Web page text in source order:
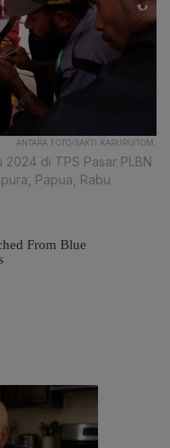
ANTARA FOTO/SAKTI KARURU/TOM.
di TPS Pasar PLBN
Papua, Rabu